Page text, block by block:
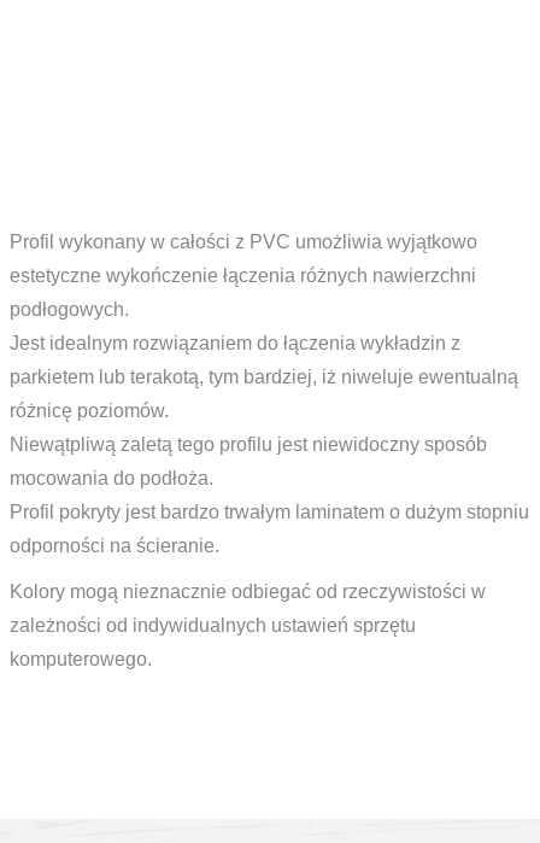
Profil wykonany w całości z PVC umożliwia wyjątkowo
estetyczne wykończenie łączenia różnych nawierzchni
podłogowych.
Jest idealnym rozwiązaniem do łączenia wykładzin z
parkietem lub terakotą, tym bardziej, iż niweluje ewentualną
różnicę poziomów.
Niewątpliwą zaletą tego profilu jest niewidoczny sposób
mocowania do podłoża.
Profil pokryty jest bardzo trwałym laminatem o dużym stopniu
odporności na ścieranie.
Kolory mogą nieznacznie odbiegać od rzeczywistości w
zależności od indywidualnych ustawień sprzętu
komputerowego.